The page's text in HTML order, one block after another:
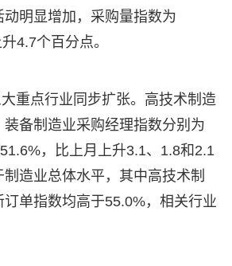
明显增加，采购量指数为
4.7个百分点。
重点行业同步扩张。高技术制造
备制造业采购经理指数分别为
，比上月上升3.1、1.8和2.1
造业总体水平，其中高技术制
单指数均高于55.0%，相关行业